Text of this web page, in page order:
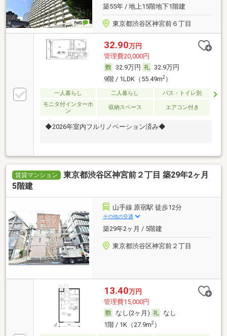
築55年 / 地上15階地下1階建
東京都渋谷区神宮前６丁目
32.90万円
管理費20,000円
32.9万円
32.9万円
9階 / 1LDK（55.49m2）
一人暮らし 二人暮らし
バス・トイレ別
モニタ付インターホ
ン
収納スペース エアコン付き
◆2026年室内フルリノベーション済み◆
賃貸マンション
東京都渋谷区神宮前２丁目 築29年2ヶ月
5階建
山手線 原宿駅 徒歩12分
その他の交通
築29年2ヶ月 / 5階建
東京都渋谷区神宮前２丁目
13.40万円
管理費15,000円
なし(2ヶ月)
なし
1階 / 1K（27.9m2）